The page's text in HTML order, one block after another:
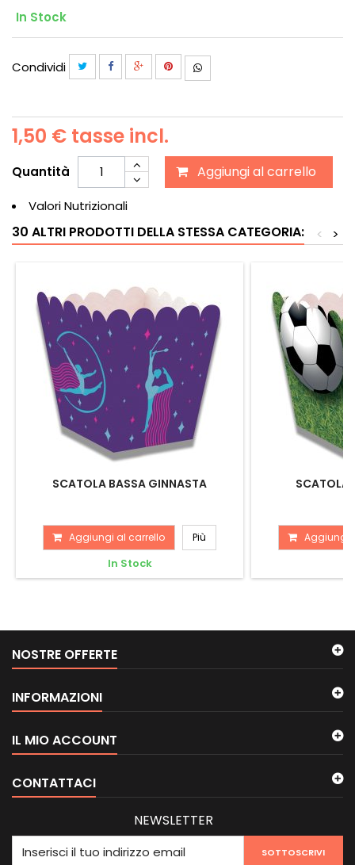
In Stock
Condividi
1,50 € tasse incl.
Quantità Aggiungi al carrello
Valori Nutrizionali
30 ALTRI PRODOTTI DELLA STESSA CATEGORIA: >
<
SCATOLA BASSA GINNASTA
Aggiungi al carrello Più
In Stock
SCATOLA
Aggiungi
NOSTRE OFFERTE
INFORMAZIONI
IL MIO ACCOUNT
CONTATTACI
NEWSLETTER
SOTTOSCRIVI